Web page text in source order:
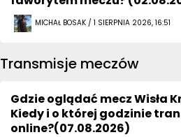
MICHAŁ BOSAK / 1 SIERPNIA 2026, 16:51
Transmisje meczów
Gdzie oglądać mecz Wisła
Kiedy i o której godzinie
online?(07.08.2026)